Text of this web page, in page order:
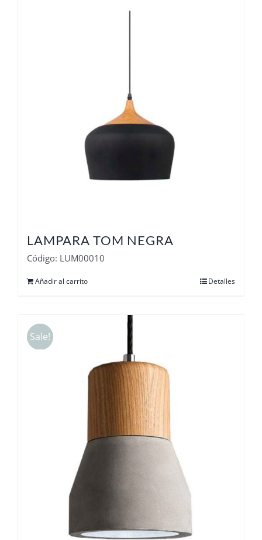
LAMPARA TOM NEGRA
Código: LUM00010
Añadir al carrito Detalles
Sale!